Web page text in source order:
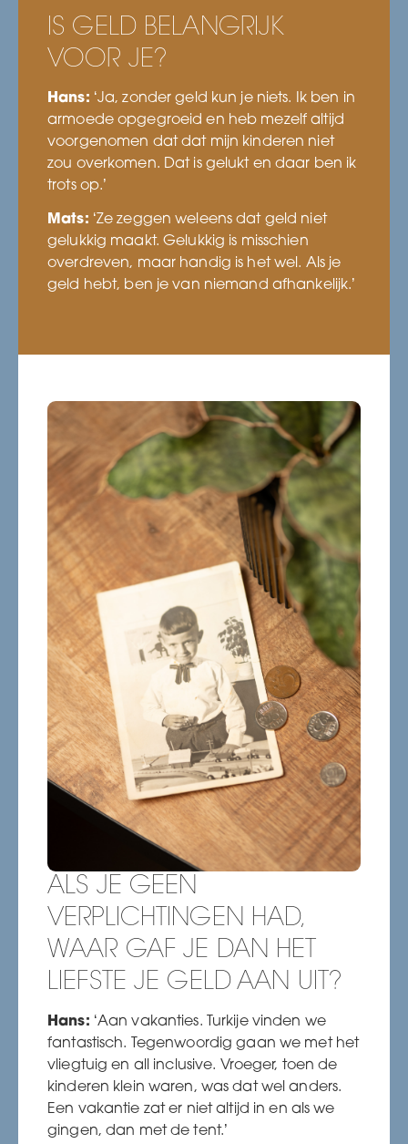
IS GELD BELANGRIJK
VOOR JE?
Hans: ‘Ja, zonder geld kun je niets. Ik ben in
armoede opgegroeid en heb mezelf altijd
voorgenomen dat dat mijn kinderen niet
zou overkomen. Dat is gelukt en daar ben ik
trots op.’
Mats: ‘Ze zeggen weleens dat geld niet
gelukkig maakt. Gelukkig is misschien
overdreven, maar handig is het wel. Als je
geld hebt, ben je van niemand afhankelijk.’
ALS JE GEEN
VERPLICHTINGEN HAD,
WAAR GAF JE DAN HET
LIEFSTE JE GELD AAN UIT?
Hans: ‘Aan vakanties. Turkije vinden we
fantastisch. Tegenwoordig gaan we met het
vliegtuig en all inclusive. Vroeger, toen de
kinderen klein waren, was dat wel anders.
Een vakantie zat er niet altijd in en als we
gingen, dan met de tent.’